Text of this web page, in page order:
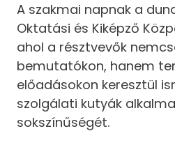
A szakmai napnak a
Oktatási és Kiképző
ahol a résztvevők
bemutatókon, hanem
előadásokon keresztül
szolgálati kutyák
sokszínűségét.